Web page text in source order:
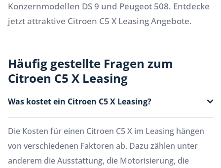
Konzernmodellen DS 9 und Peugeot 508. Entdecke
jetzt attraktive Citroen C5 X Leasing Angebote.
Häufig gestellte Fragen zum
Citroen C5 X Leasing
Was kostet ein Citroen C5 X Leasing?
Die Kosten für einen Citroen C5 X im Leasing hängen
von verschiedenen Faktoren ab. Dazu zählen unter
anderem die Ausstattung, die Motorisierung, die